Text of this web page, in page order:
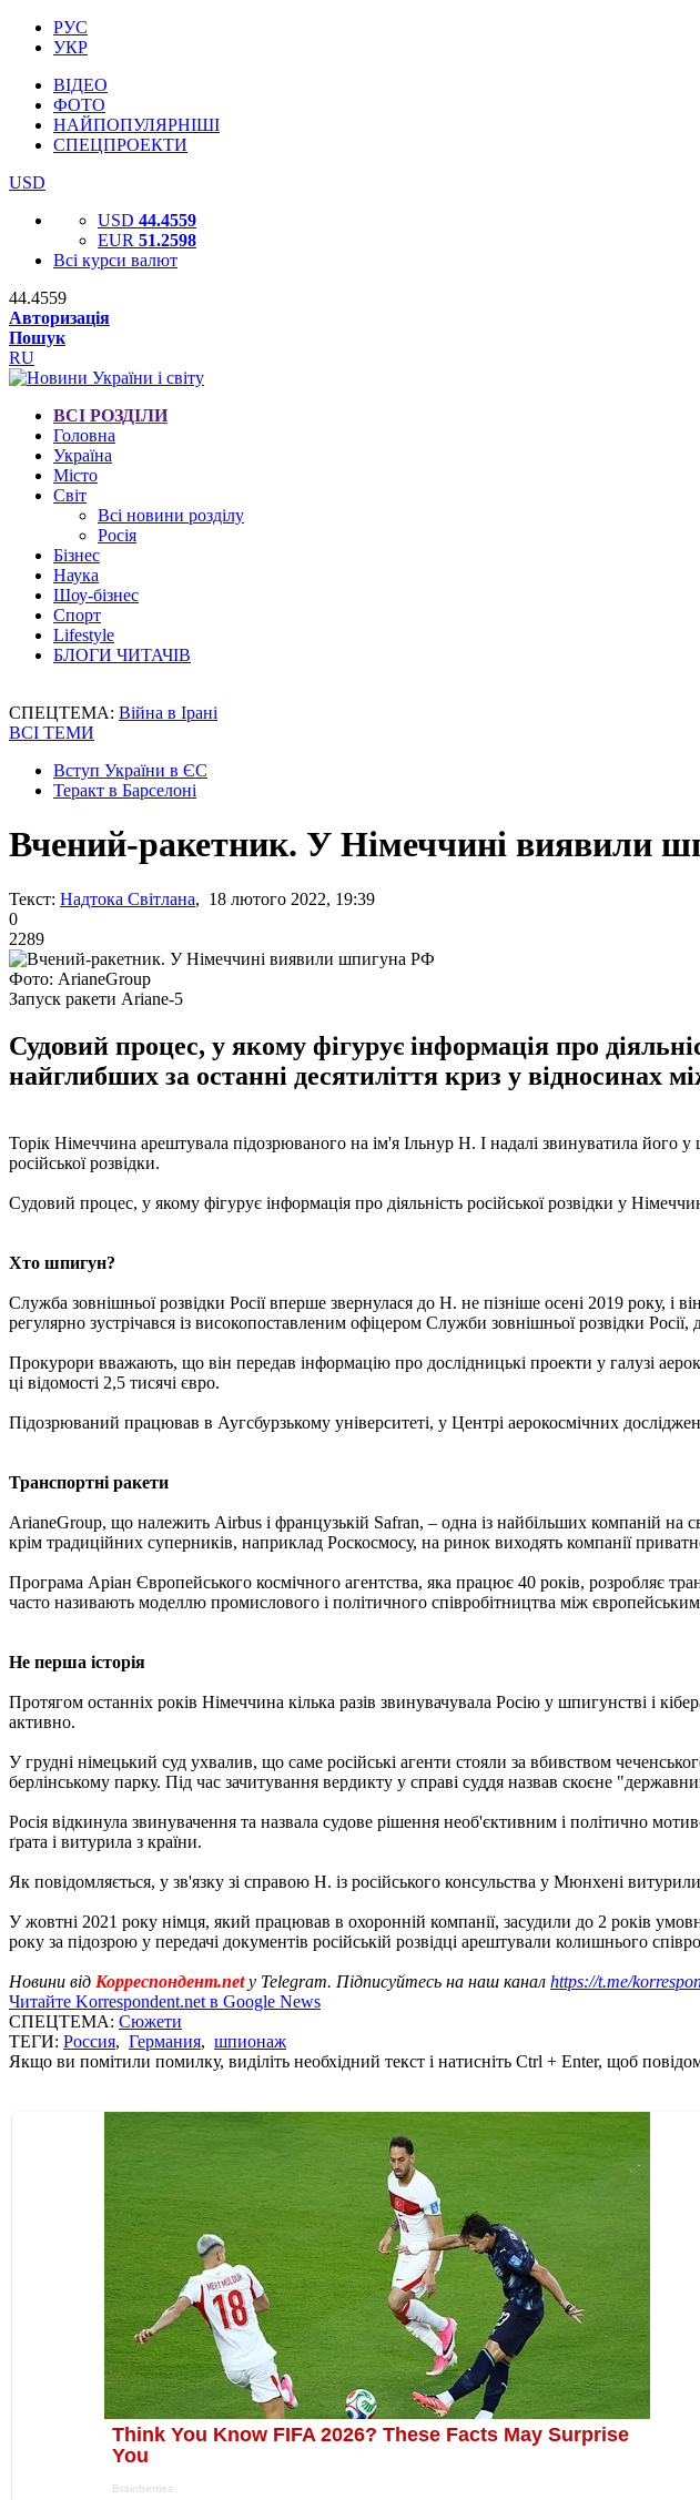
РУС
УКР
ВІДЕО
ФОТО
НАЙПОПУЛЯРНІШІ
СПЕЦПРОЕКТИ
USD
USD 44.4559
EUR 51.2598
Всі курси валют
44.4559
Авторизація
Пошук
RU
ВСІ РОЗДІЛИ
Головна
Україна
Місто
Світ
Всі новини розділу
Росія
Бізнес
Наука
Шоу-бізнес
Спорт
Lifestyle
БЛОГИ ЧИТАЧІВ
СПЕЦТЕМА: Війна в Ірані
ВСІ ТЕМИ
Вступ України в ЄС
Теракт в Барселоні
Вчений-ракетник. У Німеччині виявили
Текст: Надтока Світлана, 18 лютого 2022, 19:39
0
2289
Фото: ArianeGroup
Запуск ракети Ariane-5
Судовий процес, у якому фігурує інформація про
найглибших за останні десятиліття криз у відносинах
Торік Німеччина арештувала підозрюваного на ім'я Ільнур Н. І надалі звинуватила його
російської розвідки.
Судовий процес, у якому фігурує інформація про діяльність російської розвідки у
Хто шпигун?
Служба зовнішньої розвідки Росії вперше звернулася до Н. не пізніше осені 2019 року,
регулярно зустрічався із високопоставленим офіцером Служби зовнішньої розвідки
Прокурори вважають, що він передав інформацію про дослідницькі проекти у галузі
ці відомості 2,5 тисячі євро.
Підозрюваний працював в Аугсбурзькому університеті, у Центрі аерокосмічних
Транспортні ракети
ArianeGroup, що належить Airbus і французькій Safran, – одна із найбільших компаній на
крім традиційних суперників, наприклад Роскосмосу, на ринок виходять компанії
Програма Аріан Європейського космічного агентства, яка працює 40 років, розробляє
часто називають моделлю промислового і політичного співробітництва між
Не перша історія
Протягом останніх років Німеччина кілька разів звинувачувала Росію у шпигунстві і
активно.
У грудні німецький суд ухвалив, що саме російські агенти стояли за вбивством
берлінському парку. Під час зачитування вердикту у справі суддя назвав скоєне
Росія відкинула звинувачення та назвала судове рішення необ'єктивним і політично
ґрата і витурила з країни.
Як повідомляється, у зв'язку зі справою Н. із російського консульства у Мюнхені
У жовтні 2021 року німця, який працював в охоронній компанії, засудили до 2 років
року за підозрою у передачі документів російській розвідці арештували колишнього
Новини від Корреспондент.netу Telegram. Підписуйтесь на наш канал https://t.me/
Читайте Korrespondent.net в Google News
СПЕЦТЕМА: Сюжети
ТЕГИ: Россия, Германия, шпионаж
Якщо ви помітили помилку, виділіть необхідний текст і натисніть Ctrl + Enter, щоб